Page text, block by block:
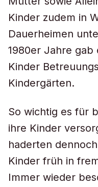
Kinder zudem in
Dauerheimen
1980er Jahre gab
Kinder
Kindergärten.
So wichtig es für
ihre Kinder
haderten
Kinder früh in
Immer wieder